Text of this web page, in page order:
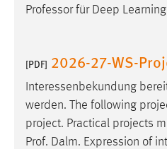
Professorfür Deep
[PDF] 2026-27-WS-
Interessenbekundung
werden. The following
project. Practical projects
Prof. Dalm. Expression of
Name:
des
Cookie Laufzeit: 1 Jahr
Performance